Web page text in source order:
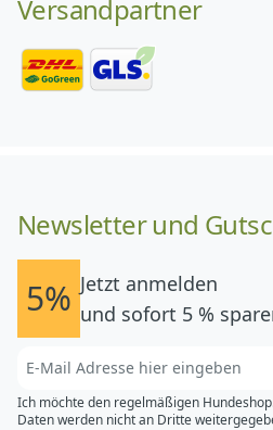
Versandpartner
Newsletter und
5% Jetzt anmelden
und sofort 5 %
Ich möchte den regelmäßigen
Daten werden nicht an Dritte